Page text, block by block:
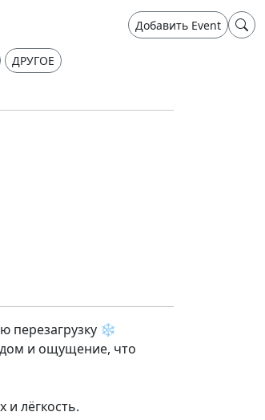
Добавить Event
ДРУГОЕ
перезагрузку ❄️
и ощущение, что
лёгкость.